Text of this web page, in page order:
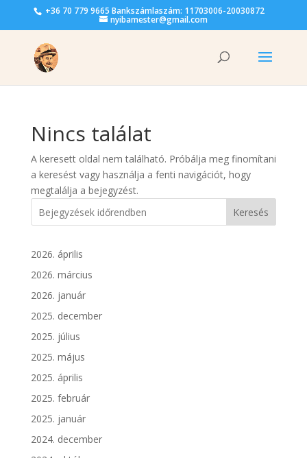
+36 70 779 9665 Bankszámlaszám: 11703006-20030872
nyibamester@gmail.com
Nincs találat
A keresett oldal nem található. Próbálja meg finomítani
a keresést vagy használja a fenti navigációt, hogy
megtalálja a bejegyzést.
Keresés
2026. április
2026. március
2026. január
2025. december
2025. július
2025. május
2025. április
2025. február
2025. január
2024. december